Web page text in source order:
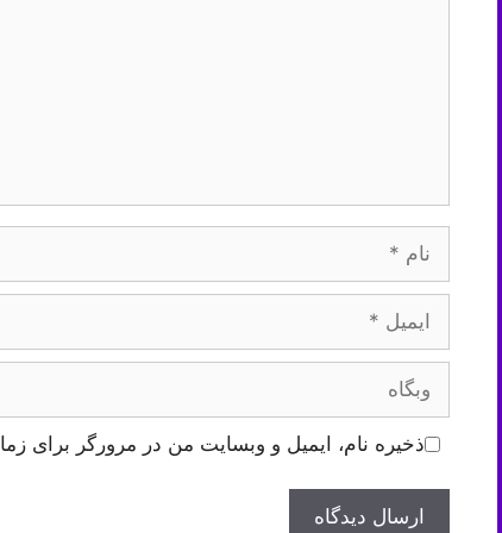
وبگاه
ذخیره نام، ایمیل و وبسایت من در مرورگر برای